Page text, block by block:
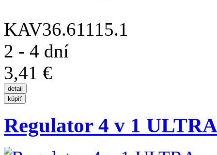
KAV36.61115.1
2 - 4 dní
3,41 €
Regulator 4 v 1